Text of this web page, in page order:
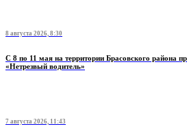
8 августа 2026, 8:30
С 8 по 11 мая на территории Брасовского района
«Нетрезвый водитель»
7 августа 2026, 11:43